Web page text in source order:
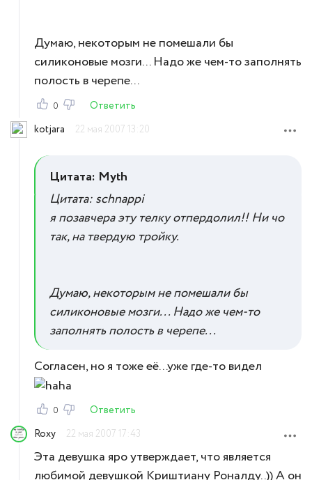
Думаю, некоторым не помешали бы
силиконовые мозги... Надо же чем-то заполнять
полость в черепе...
0
Ответить
kotjara
22 мая 2007 13:20
Цитата: Myth
Цитата: schnappi
я позавчера эту телку отпердолил!! Ни чо
так, на твердую тройку.
Думаю, некоторым не помешали бы
силиконовые мозги... Надо же чем-то
заполнять полость в черепе...
Согласен, но я тоже её...уже где-то видел
0
Ответить
Roxy
22 мая 2007 17:43
Эта девушка яро утверждает, что является
любимой девушкой Криштиану Роналду..)) А он